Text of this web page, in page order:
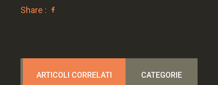
Share :
ARTICOLI CORRELATI CATEGORIE